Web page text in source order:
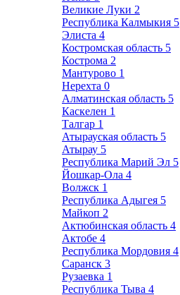
Великие Луки 2
Республика Калмыкия 5
Элиста 4
Костромская область 5
Кострома 2
Мантурово 1
Нерехта 0
Алматинская область 5
Каскелен 1
Талгар 1
Атырауская область 5
Атырау 5
Республика Марий Эл 5
Йошкар-Ола 4
Волжск 1
Республика Адыгея 5
Майкоп 2
Актюбинская область 4
Актобе 4
Республика Мордовия 4
Саранск 3
Рузаевка 1
Республика Тыва 4